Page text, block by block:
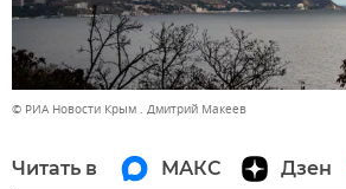
© РИА Новости Крым . Дмитрий Макеев
Читать в МАКС Дзен